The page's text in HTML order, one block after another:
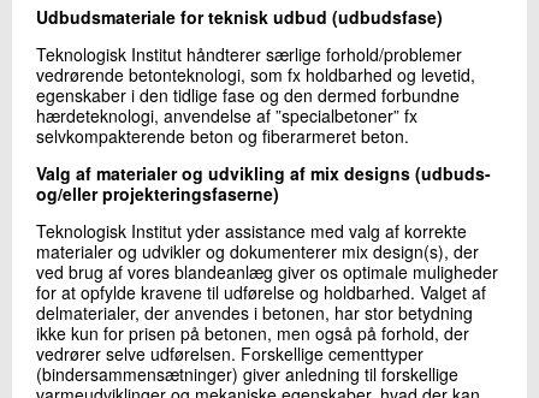
Udbudsmateriale for teknisk udbud (udbudsfase)
Teknologisk Institut håndterer særlige forhold/problemer
vedrørende betonteknologi, som fx holdbarhed og levetid,
egenskaber i den tidlige fase og den dermed forbundne
hærdeteknologi, anvendelse af ”specialbetoner” fx
selvkompakterende beton og fiberarmeret beton.
Valg af materialer og udvikling af mix designs (udbuds-
og/eller projekteringsfaserne)
Teknologisk Institut yder assistance med valg af korrekte
materialer og udvikler og dokumenterer mix design(s), der
ved brug af vores blandeanlæg giver os optimale muligheder
for at opfylde kravene til udførelse og holdbarhed. Valget af
delmaterialer, der anvendes i betonen, har stor betydning
ikke kun for prisen på betonen, men også på forhold, der
vedrører selve udførelsen. Forskellige cementtyper
(bindersammensætninger) giver anledning til forskellige